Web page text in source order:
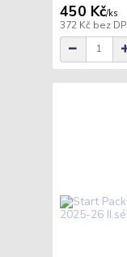
450 Kč/ks
372 Kč bez